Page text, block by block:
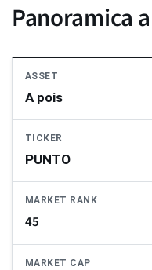
Panoramica
ASSET
A pois
TICKER
PUNTO
MARKET RANK
45
MARKET CAP